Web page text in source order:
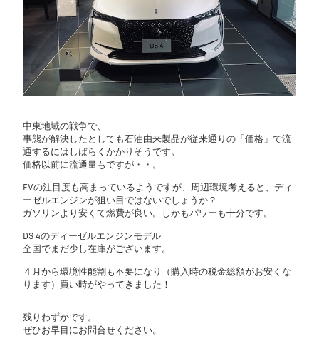
中東地域の戦争で、
事態が解決したとしても石油由来製品が従来通りの「価格」で流
通するにはしばらくかかりそうです。
価格以前に流通量もですが・・。
EVの注目度も高まっているようですが、周辺環境考えると、ディ
ーゼルエンジンが狙い目ではないでしょうか？
ガソリンより安くて燃費が良い。しかもパワーも十分です。
DS 4のディーゼルエンジンモデル
全国でまだ少し在庫がございます。
４月から環境性能割も不要になり（購入時の税金総額がお安くな
ります）買い時がやってきました！
残りわずかです。
ぜひお早目にお問合せください。